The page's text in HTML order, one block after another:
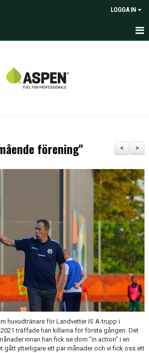
LOGGA IN
>
<
förening"
huvudtränare för Landvetter IS A-trupp i
träffade han killarna för första gången. Det
innan han fick se dom "in action" i en
gått ytterligare ett par månader och vi fick oss ett